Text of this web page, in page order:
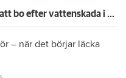
600 kronor dyrare att bo efter vattenskada i Varberg
– när det börjar läcka